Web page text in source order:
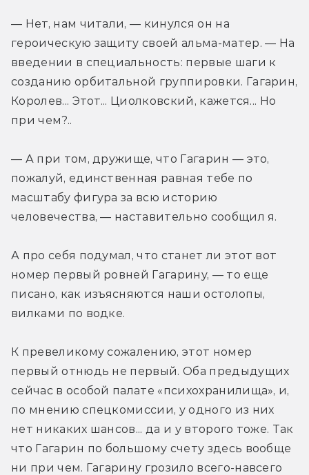
— Нет, нам читали, — кинулся он на
героическую защиту своей альма-матер. — На
введении в специальность: первые шаги к
созданию орбитальной группировки. Гагарин,
Королев... Этот... Циолковский, кажется... Но
при чем?..
— А при том, дружище, что Гагарин — это,
пожалуй, единственная равная тебе по
масштабу фигура за всю историю
человечества, — наставительно сообщил я.
А про себя подумал, что станет ли этот вот
номер первый ровней Гагарину, — то еще
писано, как изъясняются наши остолопы,
вилками по водке.
К превеликому сожалению, этот номер
первый отнюдь не первый. Оба предыдущих
сейчас в особой палате «психохранилища», и,
по мнению спецкомиссии, у одного из них
нет никаких шансов... да и у второго тоже. Так
что Гагарин по большому счету здесь вообще
ни при чем. Гагарину грозило всего-навсего